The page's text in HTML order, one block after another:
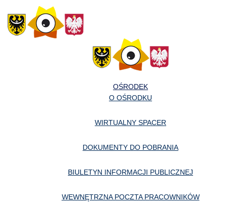
OŚRODEK
O OŚRODKU
WIRTUALNY SPACER
DOKUMENTY DO POBRANIA
BIULETYN INFORMACJI PUBLICZNEJ
WEWNĘTRZNA POCZTA PRACOWNIKÓW